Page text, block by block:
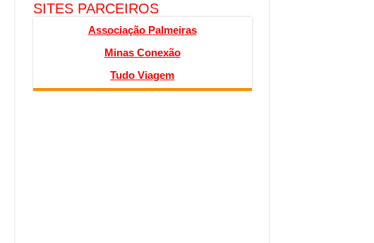
SITES PARCEIROS
Associação Palmeiras
Minas Conexão
Tudo Viagem